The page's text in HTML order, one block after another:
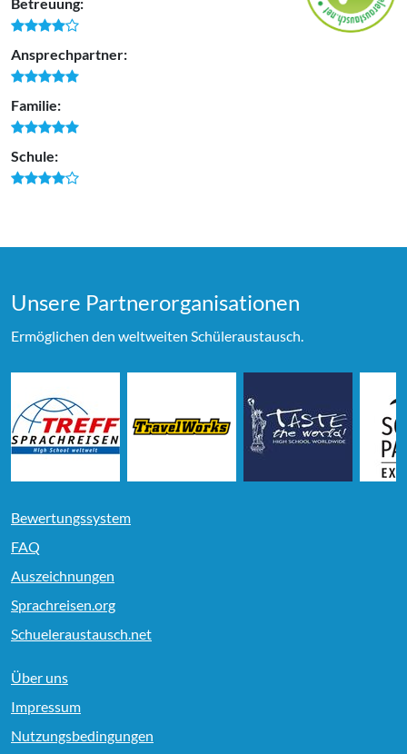
Ansprechpartner:
Familie:
Schule:
Unsere Partner­organi­sationen
Ermöglichen den weltweiten Schüleraustausch.
Bewertungssystem
FAQ
Auszeichnungen
Sprachreisen.org
Schueleraustausch.net
Über uns
Impressum
Nutzungsbedingungen